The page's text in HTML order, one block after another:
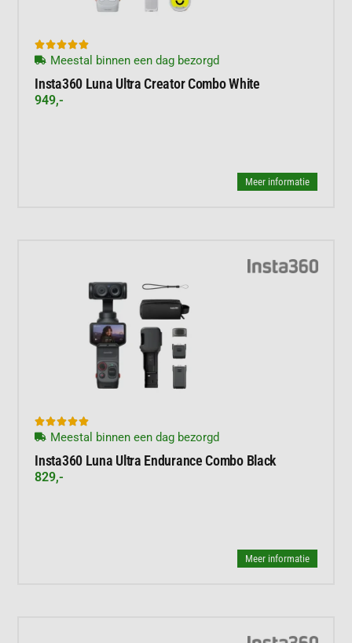

Meestal binnen een dag bezorgd
Insta360 Luna Ultra Creator Combo White
949,-
Meer informatie

Meestal binnen een dag bezorgd
Insta360 Luna Ultra Endurance Combo Black
829,-
Meer informatie